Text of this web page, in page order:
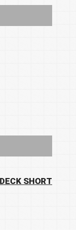
SHORT